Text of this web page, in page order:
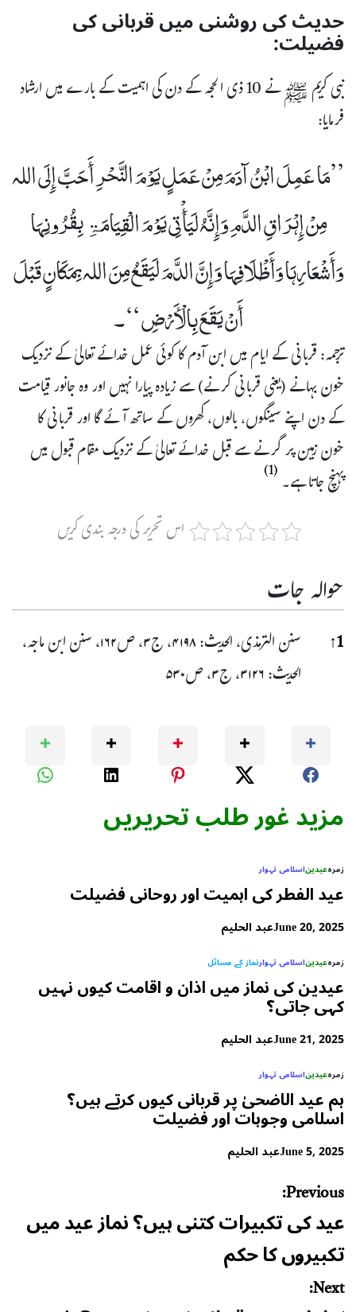
حدیث کی روشنی میں قربانی کی
فضیلت:
نبی کریم ﷺ نے 10 ذی الحجہ کے دن کی اہمیت کے بارے میں ارشاد
فرمایا:
’’مَا عَمِلَ ابْنُ آدَمَ مِنْ عَمَلٍ یَوْمَ النَّحْرِ أَحَبَّ إِلَی اللہ
مِنْ إِہْرَاقِ الدَّمِ وَإِنَّہُ لَیَأْتِی یَوْمَ الْقِیَامَۃِ بِقُرُونِہَا
وَأَشْعَارِہَا وَأَظْلَافِہَا وَإِنَّ الدَّمَ لَیَقَعُ مِنَ اللہ بِمَکَانٍ قَبْلَ
أَنْ یَقَعَ بِالْأَرْضِ ‘‘۔
ترجمہ: قربانی کے ایام میں ابن آدم کا کوئی عمل خدائے تعالیٰ کے نزدیک
خون بہانے (یعنی قربانی کرنے) سے زیادہ پیارا نہیں اور وہ جانور قیامت
کے دن اپنے سینگوں، بالوں، کھروں کے ساتھ آئے گا اور قربانی کا
خون زمین پر گرنے سے قبل خدائے تعالیٰ کے نزدیک مقام قبول میں
پہنچ جاتا ہے۔(1)
اس تحریر کی درجہ بندی کریں
حوالہ جات
1
↑ سنن الترمذی، الحدیث: ۴۱۹۸، ج۳، ص۱۶۲، سنن ابن ماجہ،
الحدیث: ۳۱۲۶، ج۳، ص۵۳۰
مزید غور طلب تحریریں
زمرہعیدیناسلامی تہوار
عید الفطر کی اہمیت اور روحانی فضیلت
June 20, 2025عبد الحلیم
زمرہعیدیناسلامی تہوارنماز کے مسائل
عیدین کی نماز میں اذان و اقامت کیوں نہیں
کہی جاتی؟
June 21, 2025عبد الحلیم
زمرہعیدیناسلامی تہوار
ہم عید الاضحیٰ پر قربانی کیوں کرتے ہیں؟
اسلامی وجوہات اور فضیلت
June 5, 2025عبد الحلیم
Post
navigation
Previous:
عید کی تکبیرات کتنی ہیں؟ نماز عید میں
تکبیروں کا حکم
Next: